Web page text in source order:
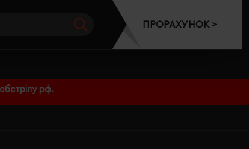
рф.
ПРОРАХУНОК >